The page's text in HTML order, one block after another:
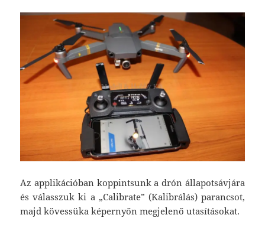
Az applikációban koppintsunk a drón állapotsávjára
és válasszuk ki a „Calibrate” (Kalibrálás) parancsot,
majd kövessüka képernyőn megjelenő utasításokat.